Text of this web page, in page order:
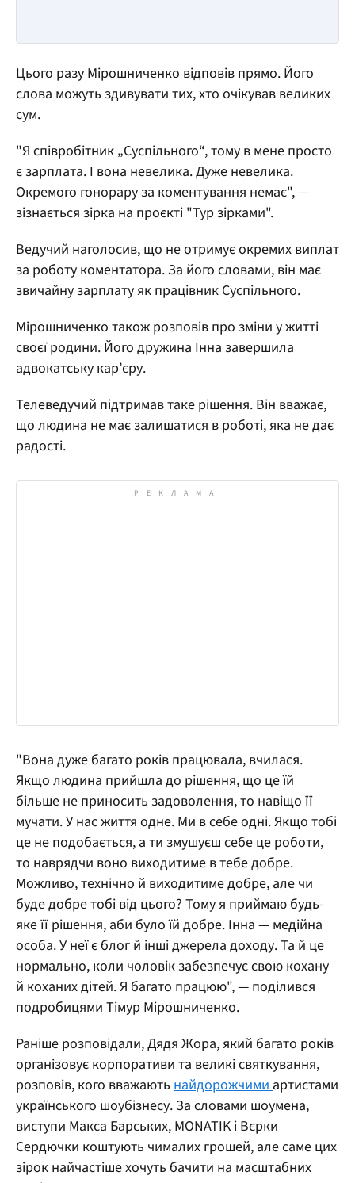
Цього разу Мірошниченко відповів прямо. Його
слова можуть здивувати тих, хто очікував великих
сум.
"Я співробітник „Суспільного“, тому в мене просто
є зарплата. І вона невелика. Дуже невелика.
Окремого гонорару за коментування немає", —
зізнається зірка на проєкті "Тур зірками".
Ведучий наголосив, що не отримує окремих виплат
за роботу коментатора. За його словами, він має
звичайну зарплату як працівник Суспільного.
Мірошниченко також розповів про зміни у житті
своєї родини. Його дружина Інна завершила
адвокатську кар’єру.
Телеведучий підтримав таке рішення. Він вважає,
що людина не має залишатися в роботі, яка не дає
радості.
"Вона дуже багато років працювала, вчилася.
Якщо людина прийшла до рішення, що це їй
більше не приносить задоволення, то навіщо її
мучати. У нас життя одне. Ми в себе одні. Якщо тобі
це не подобається, а ти змушуєш себе це роботи,
то наврядчи воно виходитиме в тебе добре.
Можливо, технічно й виходитиме добре, але чи
буде добре тобі від цього? Тому я приймаю будь-
яке її рішення, аби було їй добре. Інна — медійна
особа. У неї є блог й інші джерела доходу. Та й це
нормально, коли чоловік забезпечує свою кохану
й коханих дітей. Я багато працюю", — поділився
подробицями Тімур Мірошниченко.
Раніше розповідали, Дядя Жора, який багато років
організовує корпоративи та великі святкування,
розповів, кого вважають найдорожчимиартистами
українського шоубізнесу. За словами шоумена,
виступи Макса Барських, MONATIK і Вєрки
Сердючки коштують чималих грошей, але саме цих
зірок найчастіше хочуть бачити на масштабних